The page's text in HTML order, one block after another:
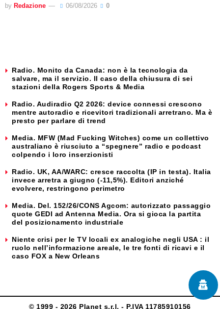
by Redazione 06/08/2026 0
Radio. Monito da Canada: non è la tecnologia da
salvare, ma il servizio. Il caso della chiusura di sei
stazioni della Rogers Sports & Media
Radio. Audiradio Q2 2026: device connessi crescono
mentre autoradio e ricevitori tradizionali arretrano. Ma è
presto per parlare di trend
Media. MFW (Mad Fucking Witches) come un collettivo
australiano è riusciuto a “spegnere” radio e podcast
colpendo i loro inserzionisti
Radio. UK, AA/WARC: cresce raccolta (IP in testa). Italia
invece arretra a giugno (-11,5%). Editori anziché
evolvere, restringono perimetro
Media. Del. 152/26/CONS Agcom: autorizzato passaggio
quote GEDI ad Antenna Media. Ora si gioca la partita
del posizionamento industriale
Niente crisi per le TV locali ex analogiche negli USA : il
ruolo nell’informazione areale, le tre fonti di ricavi e il
caso FOX a New Orleans
© 1999 - 2026 Planet s.r.l. - P.IVA 11785910156